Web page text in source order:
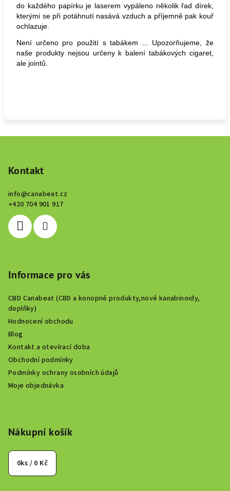
do každého papírku je laserem vypáleno několik řad dírek,
kterými se při potáhnutí nasává vzduch a příjemně pak kouř
ochlazuje.
Není určeno pro použití s tabákem ... Upozorňujeme, že
naše produkty nejsou určeny k balení tabákových cigaret,
ale jointů.
Kontakt
info@canabeat.cz
+420 704 901 917
Informace pro vás
CBD Canabeat (CBD a konopné produkty,nové kanabinoidy,
doplňky)
Hodnocení obchodu
Blog
Kontakt a otevírací doba
Obchodní podmínky
Podmínky ochrany osobních údajů
Moje objednávka
Nákupní košík
0ks / 0 Kč